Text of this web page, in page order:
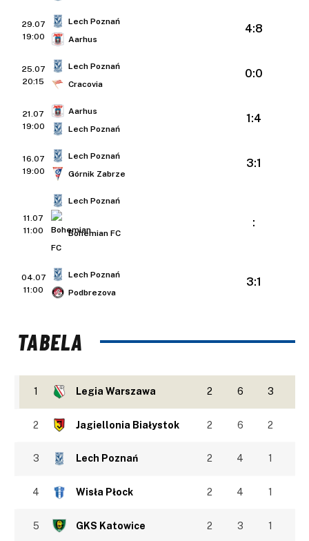
29.07
19:00
Lech Poznań
Aarhus
4:8
25.07
20:15
Lech Poznań
Cracovia
0:0
21.07
19:00
Aarhus
Lech Poznań
1:4
16.07
19:00
Lech Poznań
Górnik Zabrze
3:1
11.07
11:00
Lech Poznań
Bohemian FC
:
04.07
11:00
Lech Poznań
Podbrezova
3:1
TABELA
1 Legia Warszawa 2 6 3
2 Jagiellonia Białystok 2 6 2
3 Lech Poznań 2 4 1
4 Wisła Płock 2 4 1
5 GKS Katowice 2 3 1